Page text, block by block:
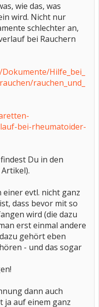
wie das, was
wird. Nicht nur
schlechter an,
bei Rauchern
Hilfe_bei_
rauchen_und_
bei-rheumatoider-
Du in den
einer evtl. nicht ganz
dass bevor mit so
wird (die dazu
erst einmal andere
gehört eben
- und das sogar
dann auch
auf einem ganz